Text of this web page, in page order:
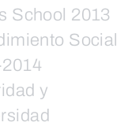
School 2013
Social
y